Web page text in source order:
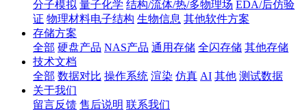
分子模拟 量子化学 结构/流体/热/多物理场 EDA/后仿验
证 物理材料电子结构 生物信息 其他软件方案
存储方案
全部 硬盘产品 NAS产品 通用存储 全闪存储 其他存储
技术文档
全部 数据对比 操作系统 渲染 仿真 AI 其他 测试数据
关于我们
留言反馈 售后说明 联系我们